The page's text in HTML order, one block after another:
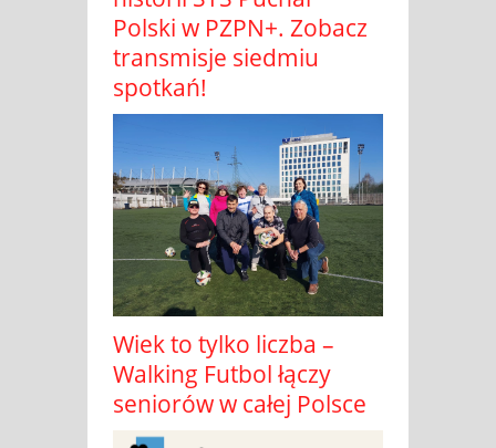
Polski w PZPN+. Zobacz
transmisje siedmiu
spotkań!
Wiek to tylko liczba –
Walking Futbol łączy
seniorów w całej Polsce